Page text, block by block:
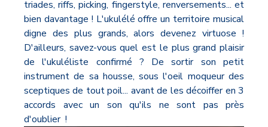
triades, riffs, picking, fingerstyle, renversements... et
bien davantage ! L'ukulélé offre un territoire musical
digne des plus grands, alors devenez virtuose !
D'ailleurs, savez-vous quel est le plus grand plaisir
de l'ukuléliste confirmé ? De sortir son petit
instrument de sa housse, sous l'oeil moqueur des
sceptiques de tout poil... avant de les décoiffer en 3
accords avec un son qu'ils ne sont pas près
d'oublier !